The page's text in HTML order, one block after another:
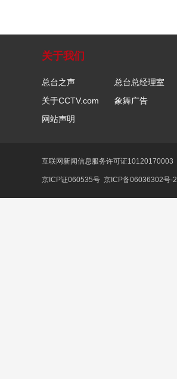
关于我们
总台之声
总台总经理室
关于CCTV.com
象舞广告
网站声明
互联网新闻信息服务许可证10120170003
京ICP证060535号 京ICP备06036302号-2